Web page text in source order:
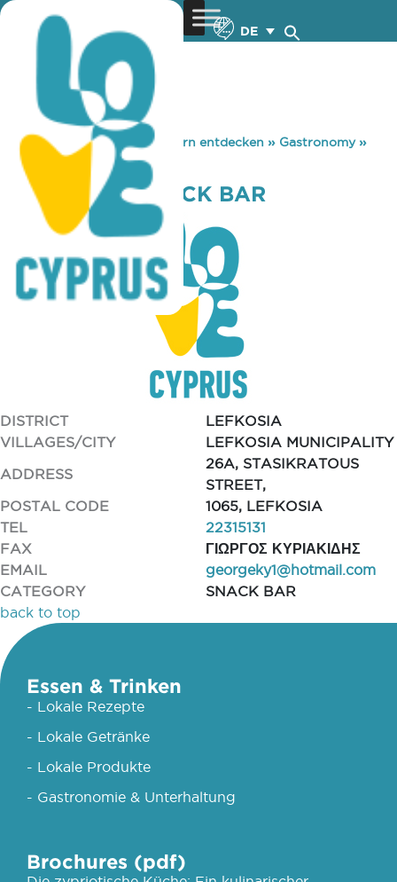
DE
You are here: Home »Zypern entdecken » Gastronomy»
ARTIGIANO SNACK BAR
ARTIGIANO SNACK BAR
DISTRICT
LEFKOSIA
VILLAGES/CITY
LEFKOSIA MUNICIPALITY
ADDRESS
26A, STASIKRATOUS
STREET,
POSTAL CODE
1065, LEFKOSIA
TEL
22315131
FAX
ΓΙΩΡΓΟΣ ΚΥΡΙΑΚΙΔΗΣ
EMAIL
georgeky1@hotmail.com
CATEGORY
SNACK BAR
back to top
Essen & Trinken
- Lokale Rezepte
- Lokale Getränke
- Lokale Produkte
- Gastronomie & Unterhaltung
Brochures (pdf)